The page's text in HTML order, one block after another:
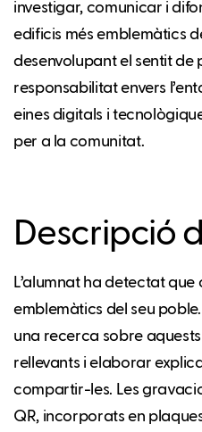
investigar, comunicar i
edificis més emblemàtics
desenvolupant el sentit de
responsabilitat envers
eines digitals i
per a la comunitat.
Descripció
L’alumnat ha detectat
emblemàtics del seu
una recerca sobre
rellevants i elaborar
compartir-les. Les
QR, incorporats en